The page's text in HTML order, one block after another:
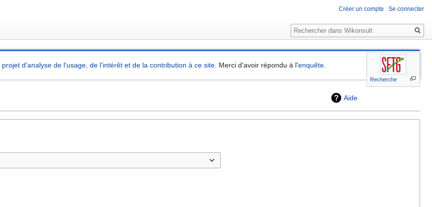
Recherche
projet d'analyse de l'usage, de l'intérêt et de la contribution à ce site . Merci d'avoir répondu à l'enquête
Aide
Créer un compte Se connecter
Rechercher